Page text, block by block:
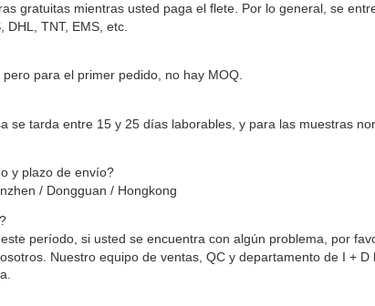
gratuitas mientras usted paga el flete. Por lo general, se
TNT, EMS, etc.
para el primer pedido, no hay MOQ.
se tarda entre 15 y 25 días laborables, y para las muestras
y plazo de envío?
/ Dongguan / Hongkong
período, si usted se encuentra con algún problema, por
Nuestro equipo de ventas, QC y departamento de I + D